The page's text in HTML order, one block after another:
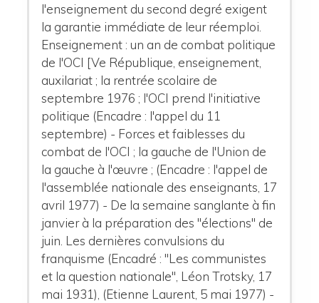
l'enseignement du second degré exigent
la garantie immédiate de leur réemploi.
Enseignement : un an de combat politique
de l'OCI [Ve République, enseignement,
auxilariat ; la rentrée scolaire de
septembre 1976 ; l'OCI prend l'initiative
politique (Encadre : l'appel du 11
septembre) - Forces et faiblesses du
combat de l'OCI ; la gauche de l'Union de
la gauche à l'œuvre ; (Encadre : l'appel de
l'assemblée nationale des enseignants, 17
avril 1977) - De la semaine sanglante à fin
janvier à la préparation des "élections" de
juin. Les dernières convulsions du
franquisme (Encadré : "Les communistes
et la question nationale", Léon Trotsky, 17
mai 1931), (Etienne Laurent, 5 mai 1977) -